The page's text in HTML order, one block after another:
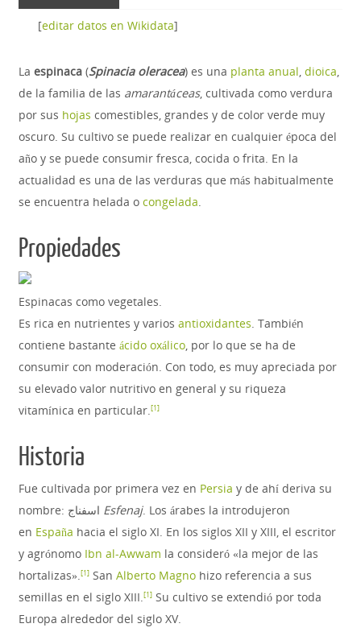
[editar datos en Wikidata]
La espinaca(Spinacia oleracea) es una planta anual dioica
de la familia de las amarantáceas, cultivada como verdura
por sus hojas comestibles, grandes y de color verde muy
oscuro. Su cultivo se puede realizar en cualquier época del
año y se puede consumir fresca, cocida o frita. En la
actualidad es una de las verduras que más habitualmente
se encuentra helada o congelada
Propiedades
Espinacas como vegetales.
Es rica en nutrientes y varios antioxidantes . También
contiene bastante ácido oxálico, por lo que se ha de
consumir con moderación. Con todo, es muy apreciada por
su elevado valor nutritivo en general y su riqueza
vitamínica en particular. [1]
Historia
Fue cultivada por primera vez en Persia y de ahí deriva su
Esfenaj. Los árabes la introdujeron
en España hacia el siglo XI. En los siglos XII y XIII, el escritor
y agrónomo Ibn al-Awwam la consideró «la mejor de las
hortalizas». [1]​ San Alberto Magnohizo referencia a sus
semillas en el siglo XIII. [1]​ Su cultivo se extendió por toda
Europa alrededor del siglo XV.